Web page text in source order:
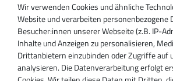
SUPPORT
Inhaber:
Magnos Turbosystems GmbH
Miraustraße 27-29
D-13509 Berlin
Wir verwenden Cookies und ähnliche
Website und verarbeiten personenbezogene
Besucher:innen unserer Webseite (z.B. IP-
Inhalte und Anzeigen zu personalisieren,
Drittanbietern einzubinden oder Zugriffe auf
analysieren. Die Datenverarbeitung erfolgt